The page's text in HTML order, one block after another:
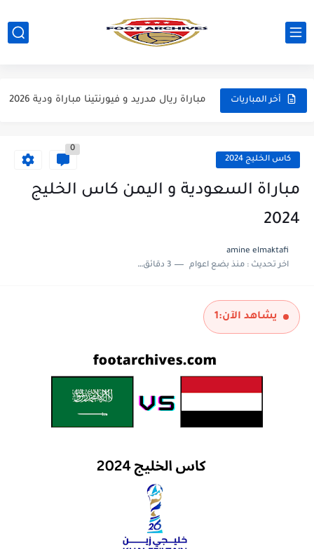
أخر المباريات
مباراة مانشستر يونايتد و اتلتيكو مدريد مباراة ودية 2026
مباراة ريال مدريد و فيورنتينا مباراة ودية 2026
مباراة برشلونة و بيرمنغهام مباراة ودية 2026 كاس الخليج 2024
0
مباراة السعودية و اليمن كاس الخليج
2024
amine elmaktafi
اخر تحديث :منذ بضع اعوام 3 دقائق للقراءة
يشاهد الآن:1